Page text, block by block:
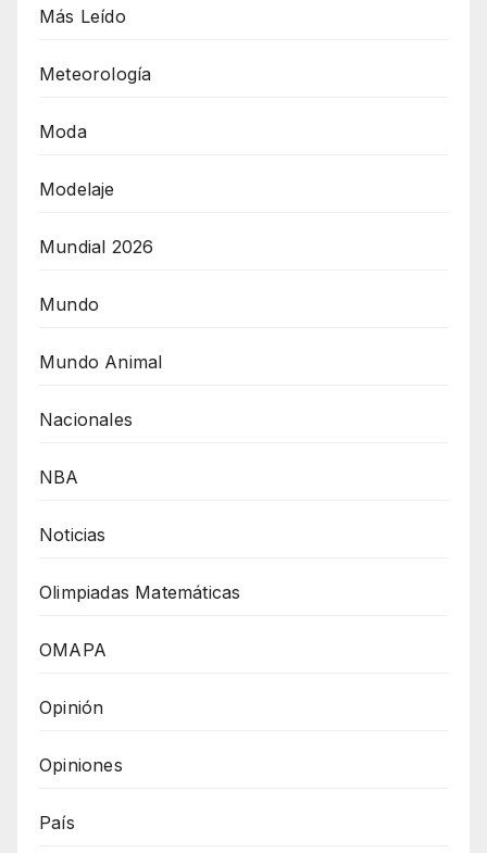
Más Leído
Meteorología
Moda
Modelaje
Mundial 2026
Mundo
Mundo Animal
Nacionales
NBA
Noticias
Olimpiadas Matemáticas
OMAPA
Opinión
Opiniones
País